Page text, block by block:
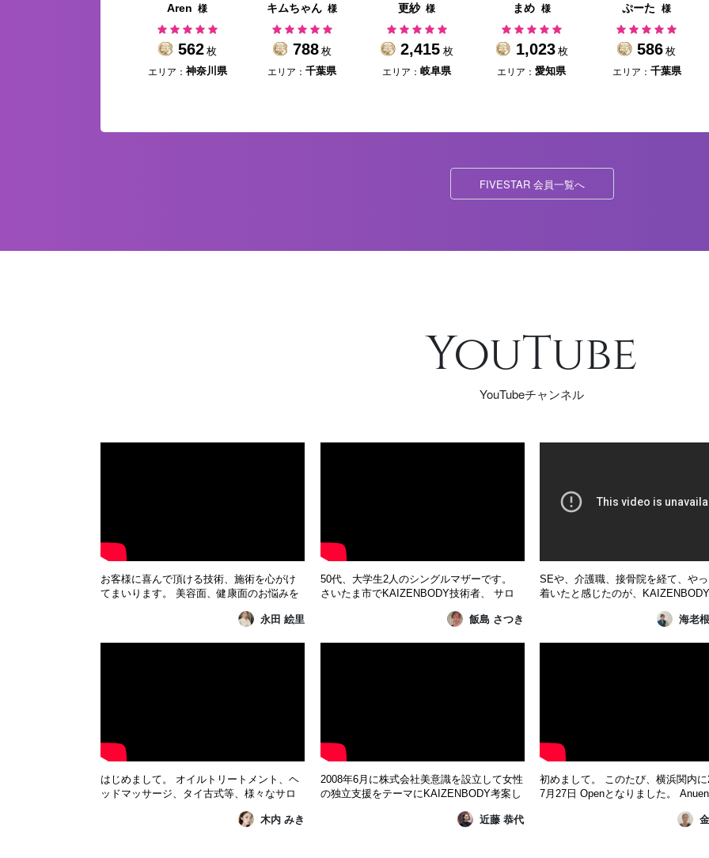
Aren 様
562枚
エリア： 神奈川県
キムちゃん 様
788枚
エリア：千葉県
更紗 様
2,415 枚
エリア：岐阜県
まめ 様
1,023枚
エリア：愛知県
ぷーた 様
586枚
エリア： 千葉県
FIVESTAR 会員一覧へ
YouTube
YouTubeチャンネル
お客様に喜んで頂ける技術、施術を心がけ
てまいります。 美容面、健康面のお悩みを
も心もスッキリしていただき、キレイをめ
永田 絵里
50代、大学生2人のシングルマザーです。
さいたま市でKAIZENBODY技術者、 サロ
調や悩みをなくして キラキラ輝ける女性の
飯島 さつき
SEや、介護職、接骨院を経て、やっ
着いたと感じたのが、KAIZENBODY
たが、お身体が良くなると言うこと
海老
はじめまして。 オイルトリートメント、ヘ
ッドマッサージ、タイ古式等、様々なサロ
た。 セラピストの前は音響関係の仕事をし
木内 みき
2008年6月に株式会社美意識を設立して女性
の独立支援をテーマにKAIZENBODY考案し
て、多くのエステユーザー様に
近藤 恭代
初めまして。 このたび、横浜関内
7月27日 Openとなりました。
車道店） どうぞよろしくお願い致